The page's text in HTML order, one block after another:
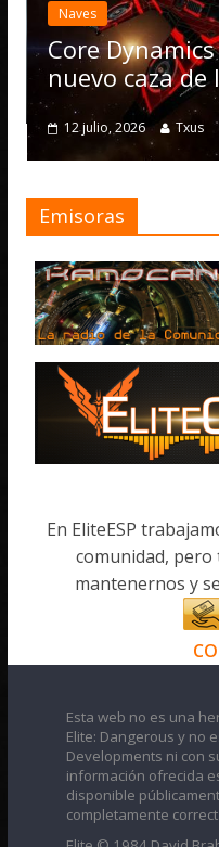
Core Dynamics
nuevo caza de la
12 julio, 2026 Txus 0
Emisoras
En EliteESP
comunidad,
mantenernos y
Esta web no es una
Elite: Dangerous y no
Developments ni con
información ofrecida
disponible
completamente